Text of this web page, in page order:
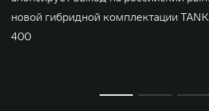
новой гибридной комплектации TANK
400